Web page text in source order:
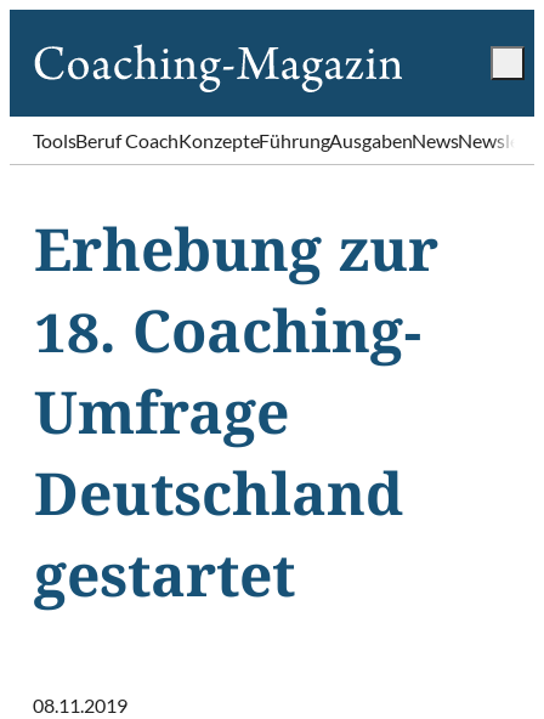
ToolsBeruf CoachKonzepteFührungAusgabenNews
Erhebung zur
18. Coaching-
Umfrage
Deutschland
gestartet
08.11.2019